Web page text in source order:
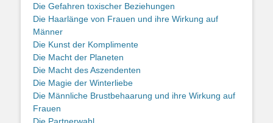
Die Gefahren toxischer Beziehungen
Die Haarlänge von Frauen und ihre Wirkung auf
Männer
Die Kunst der Komplimente
Die Macht der Planeten
Die Macht des Aszendenten
Die Magie der Winterliebe
Die Männliche Brustbehaarung und ihre Wirkung auf
Frauen